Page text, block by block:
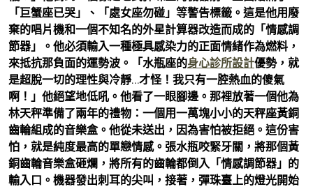
「巨蟹座已哭」、「處女座勿碰」等警告標籤。這是他用廢
棄的唱片機和一個不知名的外星計算器改造而成的「情感調
節器」。他必須輸入一種極具感染力的正面情緒作為燃料，
來抵抗那負面的運勢波。「水瓶座的身心診所設計優勢，就
是超脫一切的理性與冷靜…才怪！我只有一腔熱血的傻氣
啊！」他絕望地低吼。他看了一眼腳邊。那裡放著一個他為
林天秤準備了兩年的禮物：一個用一萬塊小小的天秤座黃銅
齒輪組成的音樂盒。他從未送出，因為害怕被拒絕。這份害
怕，就是純度最高的單戀情感。張水瓶咬緊牙關，將那個黃
銅齒輪音樂盒砸爛，將所有的齒輪都倒入「情感調節器」的
輸入口。機器發出刺耳的尖叫，接著，彈珠臺上的燈光開始